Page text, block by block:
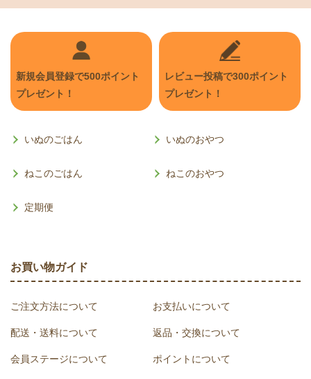
新規会員登録で500ポイント
プレゼント！
レビュー投稿で300ポイント
プレゼント！
いぬのごはん いぬのおやつ
ねこのごはん ねこのおやつ
定期便
お買い物ガイド
ご注文方法について お支払いについて
配送・送料について 返品・交換について
会員ステージについて ポイントについて